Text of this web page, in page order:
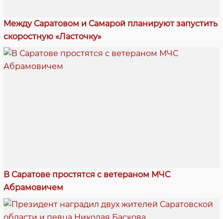
Между Саратовом и Самарой планируют запустить
скоростную «Ласточку»
В Саратове простятся с ветераном МЧС
Абрамовичем